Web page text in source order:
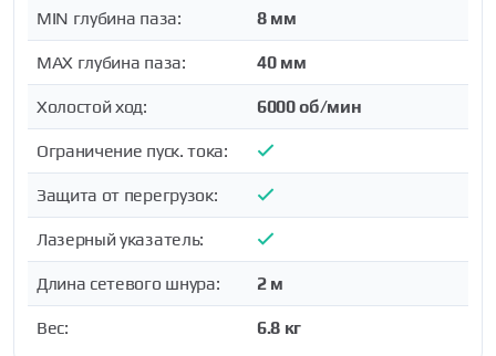
MIN глубина паза: 8 мм
MAX глубина паза: 40 мм
Холостой ход: 6000 об/мин
Ограничение пуск. тока:
Защита от перегрузок:
Лазерный указатель:
Длина сетевого шнура: 2 м
Вес: 6.8 кг